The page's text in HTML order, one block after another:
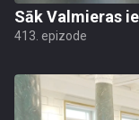
Sāk Valmieras
413. epizode